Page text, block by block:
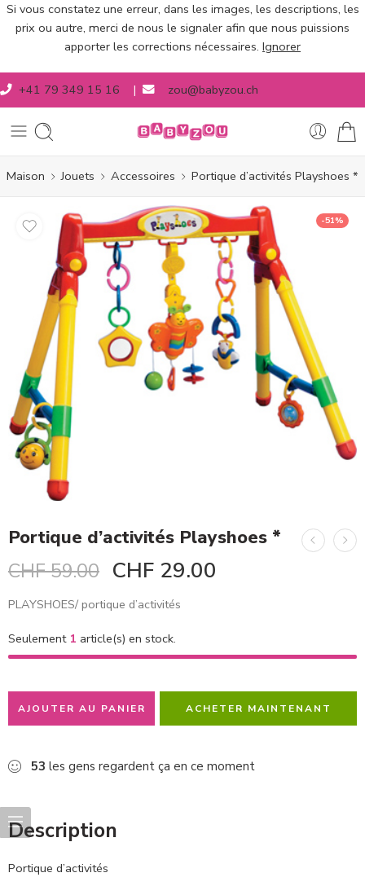
Si vous constatez une erreur, dans les images, les descriptions, les
prix ou autre, merci de nous le signaler afin que nous puissions
apporter les corrections nécessaires. Ignorer
+41 79 349 15 16 | zou@babyzou.ch
Maison Jouets Accessoires Portique d’activités Playshoes *
-51%
Portique d’activités Playshoes *
CHF59.00 CHF 29.00
PLAYSHOES/ portique d’activités
Seulement 1 article(s) en stock.
AJOUTER AU PANIER ACHETER MAINTENANT
53 les gens regardent ça en ce moment
Description
Portique d’activités